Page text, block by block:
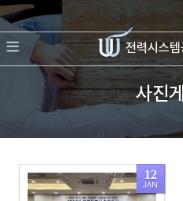
전력시스템
사진
12
JAN